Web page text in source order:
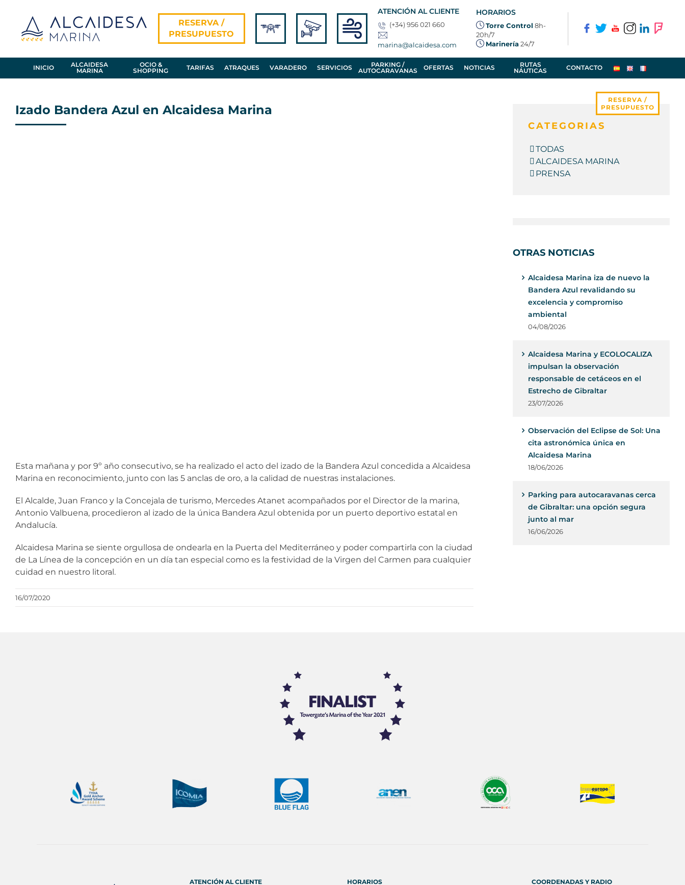
content
RESERVA /
PRESUPUESTO
ATENCIÓN AL CLIENTE
(+34) 956 021 660
marina@alcaidesa.com
HORARIOS
Torre Control 8h-
20h/7
Marinería24/7
INICIO
ALCAIDESA
MARINA
OCIO &
SHOPPING
TARIFAS ATRAQUES VARADERO SERVICIOS
PARKING /
AUTOCARAVANAS
OFERTAS NOTICIAS
RUTAS
NÁUTICAS
CONTACTO
RESERVA /
PRESUPUESTO
Izado Bandera Azul en Alcaidesa Marina
Esta mañana y por 9º año consecutivo, se ha realizado el acto del izado de la Bandera Azul concedida a Alcaidesa
Marina en reconocimiento, junto con las 5 anclas de oro, a la calidad de nuestras instalaciones.
El Alcalde, Juan Franco y la Concejala de turismo, Mercedes Atanet acompañados por el Director de la marina,
Antonio Valbuena, procedieron al izado de la única Bandera Azul obtenida por un puerto deportivo estatal en
Andalucía.
Alcaidesa Marina se siente orgullosa de ondearla en la Puerta del Mediterráneo y poder compartirla con la ciudad
de La Línea de la concepción en un día tan especial como es la festividad de la Virgen del Carmen para cualquier
cuidad en nuestro litoral.
16/07/2020
CATEGORIAS
TODAS
ALCAIDESA MARINA
PRENSA
OTRAS NOTICIAS
Alcaidesa Marina iza de nuevo la
Bandera Azul revalidando su
excelencia y compromiso
ambiental
04/08/2026
Alcaidesa Marina y ECOLOCALIZA
impulsan la observación
responsable de cetáceos en el
Estrecho de Gibraltar
23/07/2026
Observación del Eclipse de Sol: Una
cita astronómica única en
Alcaidesa Marina
18/06/2026
Parking para autocaravanas cerca
de Gibraltar: una opción segura
junto al mar
16/06/2026
ATENCIÓN AL CLIENTE HORARIOS COORDENADAS Y RADIO